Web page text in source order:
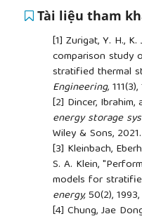
Tài liệu tham
[1] Zurigat, Y. H.,
comparison study
stratified thermal
Engineering,
[2] Dincer,
energy storage
Wiley & Sons, 2021.
[3] Kleinbach,
S. A. Klein,
models for
energy,50(2), 1993,
[4] Chung, Jae